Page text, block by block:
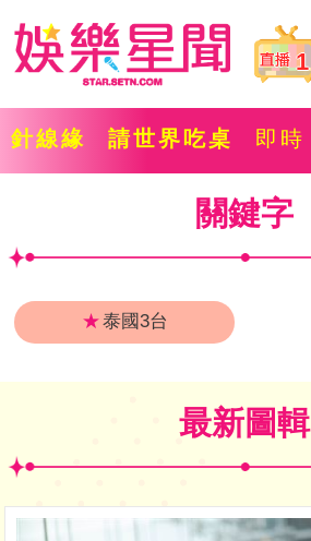
1
針線緣 請世界吃桌 即時
關鍵字
★泰國3台
最新圖輯